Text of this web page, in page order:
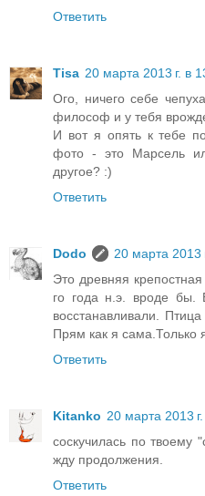
Ответить
Tisa 20 марта 2013 г. в
Ого, ничего себе
философ и у тебя
И вот я опять к тебе
фото - это Марсель
другое? :)
Ответить
Dodo
20 марта 2013
Это древняя
го года н.э. вроде бы.
восстанавливали.
Прям как я сама.Только
Ответить
Kitanko 20 марта 2013
соскучилась по твоему
жду продолжения.
Ответить